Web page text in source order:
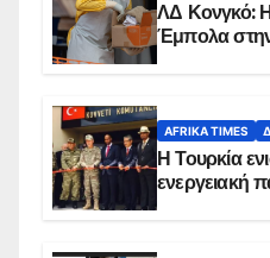
ΛΔ Κονγκό: Η
Έμπολα στην
AFRIKA TIMES
Η Τουρκία
ενεργειακή